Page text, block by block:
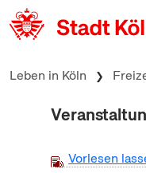
zum Inhalt springen
Leben in Köln
Vorlesen